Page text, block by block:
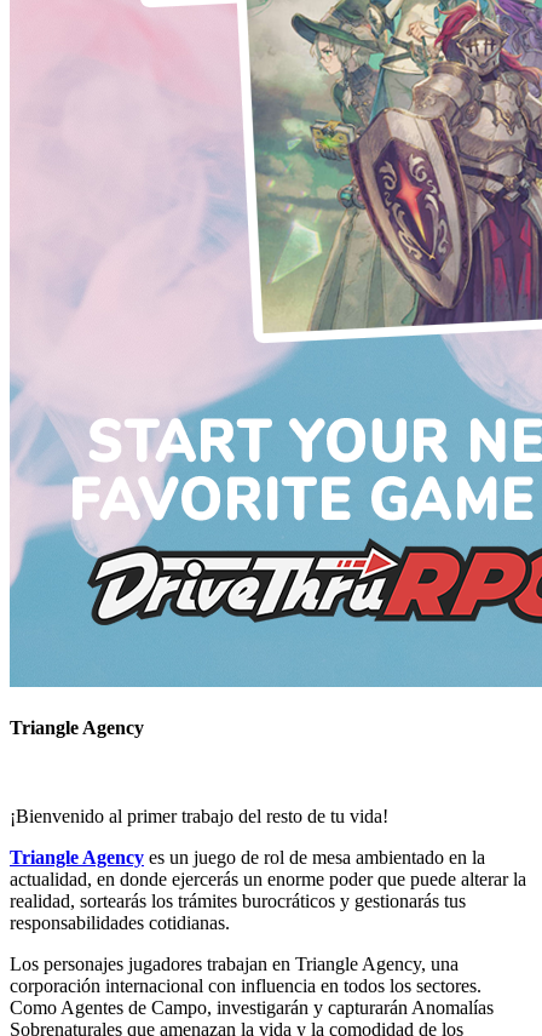
Triangle Agency
¡Bienvenido al primer trabajo del resto de tu vida!
Triangle Agency es un juego de rol de mesa ambientado en la
actualidad, en donde ejercerás un enorme poder que puede alterar la
realidad, sortearás los trámites burocráticos y gestionarás tus
responsabilidades cotidianas.
Los personajes jugadores trabajan en Triangle Agency, una
corporación internacional con influencia en todos los sectores.
Como Agentes de Campo, investigarán y capturarán Anomalías
Sobrenaturales que amenazan la vida y la comodidad de los